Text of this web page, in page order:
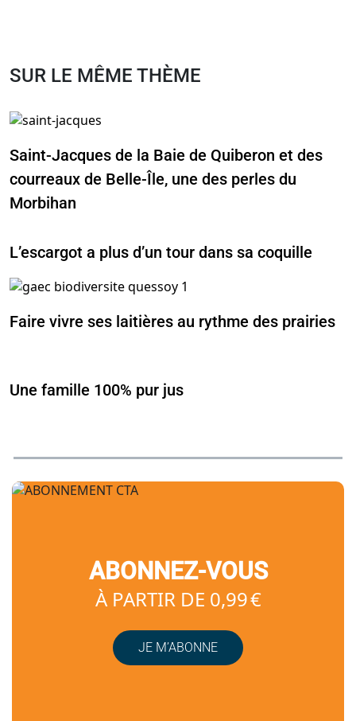
SUR LE MÊME THÈME
Saint-Jacques de la Baie de Quiberon et des
courreaux de Belle-Île, une des perles du
Morbihan
L’escargot a plus d’un tour dans sa coquille
Faire vivre ses laitières au rythme des prairies
Une famille 100% pur jus
ABONNEZ-VOUS
À PARTIR DE 0,99 €
JE M’ABONNE